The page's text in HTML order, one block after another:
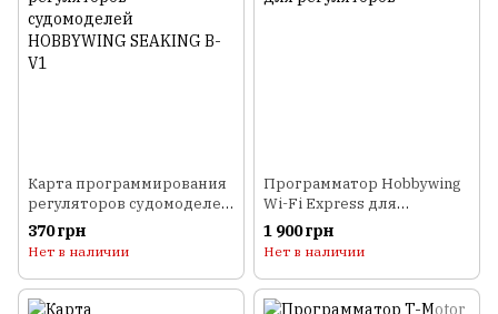
Карта программирования
регуляторов судомоделей
HOBBYWING SEAKING B-V1
370 грн
Нет в наличии
Программатор Hobbywing
Wi-Fi Express для
регуляторов
1 900 грн
Нет в наличии